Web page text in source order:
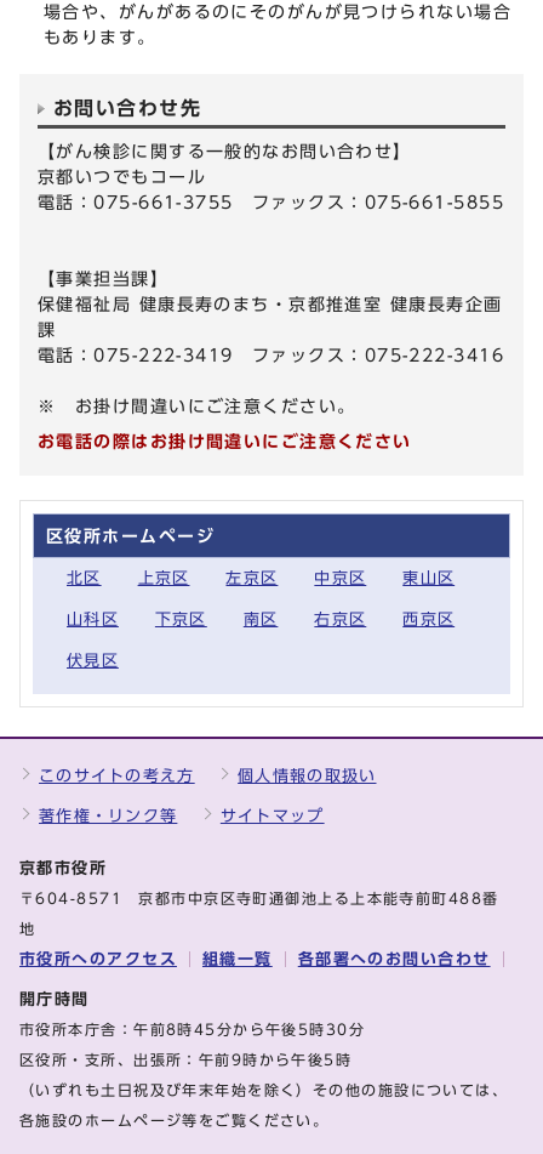
場合や、がんがあるのにそのがんが見つけられない場合
もあります。
お問い合わせ先
【がん検診に関する一般的なお問い合わせ】
京都いつでもコール
電話：075-661-3755 ファックス：075-661-5855
【事業担当課】
保健福祉局 健康長寿のまち・京都推進室 健康長寿企画
課
電話：075-222-3419 ファックス：075-222-3416
※ お掛け間違いにご注意ください。
お電話の際はお掛け間違いにご注意ください
区役所ホームページ
北区 上京区 左京区 中京区 東山区
山科区 下京区 南区 右京区 西京区
伏見区
このサイトの考え方 個人情報の取扱い
著作権・リンク等 サイトマップ
京都市役所
〒604-8571 京都市中京区寺町通御池上る上本能寺前町488番
地
市役所へのアクセス 組織一覧 各部署へのお問い合わせ
開庁時間
市役所本庁舎：午前8時45分から午後5時30分
区役所・支所、出張所：午前9時から午後5時
（いずれも土日祝及び年末年始を除く）その他の施設については、
各施設のホームページ等をご覧ください。